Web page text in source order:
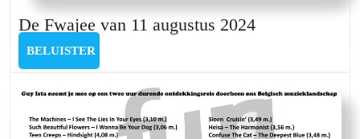
De Fwajee van 11 augustus 2024De
augustus
2024
BELUISTER